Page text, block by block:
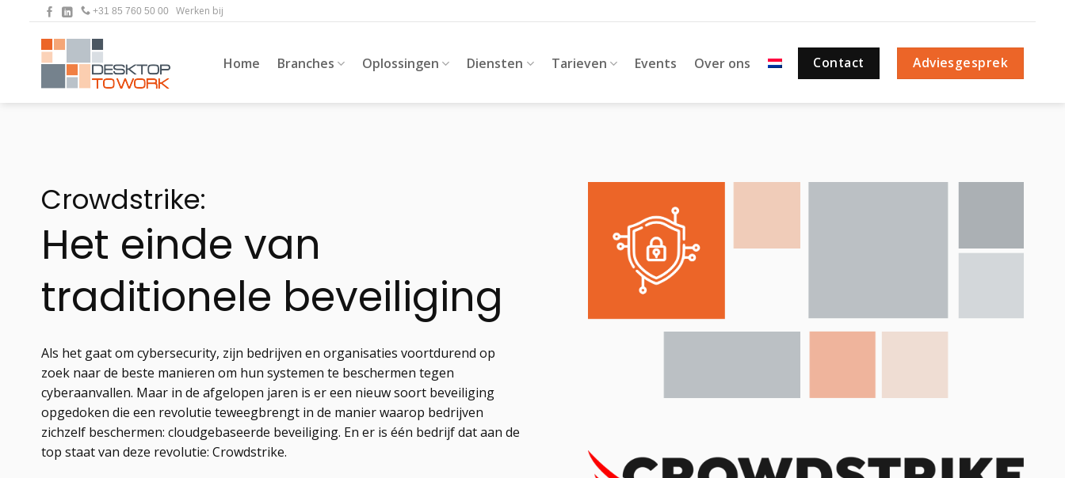
+31 85 760 50 00 Werken bij
Home Branches Oplossingen Diensten Tarieven Events Over ons Contact Adviesgesprek
Crowdstrike:
Het einde van
traditionele beveiliging
Als het gaat om cybersecurity, zijn bedrijven en organisaties voortdurend op
zoek naar de beste manieren om hun systemen te beschermen tegen
cyberaanvallen. Maar in de afgelopen jaren is er een nieuw soort beveiliging
opgedoken die een revolutie teweegbrengt in de manier waarop bedrijven
zichzelf beschermen: cloudgebaseerde beveiliging. En er is één bedrijf dat aan de
top staat van deze revolutie: Crowdstrike.